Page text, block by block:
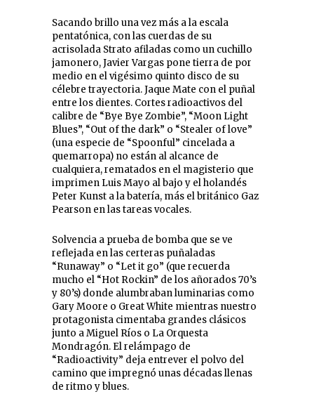
Sacando brillo una vez más a la escala
pentatónica, con las cuerdas de su
acrisolada Strato afiladas como un cuchillo
jamonero, Javier Vargas pone tierra de por
medio en el vigésimo quinto disco de su
célebre trayectoria. Jaque Mate con el puñal
entre los dientes. Cortes radioactivos del
calibre de “Bye Bye Zombie”, “Moon Light
Blues”, “Out of the dark” o “Stealer of love”
(una especie de “Spoonful” cincelada a
quemarropa) no están al alcance de
cualquiera, rematados en el magisterio que
imprimen Luis Mayo al bajo y el holandés
Peter Kunst a la batería, más el británico Gaz
Pearson en las tareas vocales.
Solvencia a prueba de bomba que se ve
reflejada en las certeras puñaladas
“Runaway” o “Let it go” (que recuerda
mucho el “Hot Rockin” de los añorados 70’s
y 80’s) donde alumbraban luminarias como
Gary Moore o Great White mientras nuestro
protagonista cimentaba grandes clásicos
junto a Miguel Ríos o La Orquesta
Mondragón. El relámpago de
“Radioactivity” deja entrever el polvo del
camino que impregnó unas décadas llenas
de ritmo y blues.